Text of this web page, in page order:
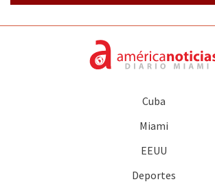
Cuba
Miami
EEUU
Deportes